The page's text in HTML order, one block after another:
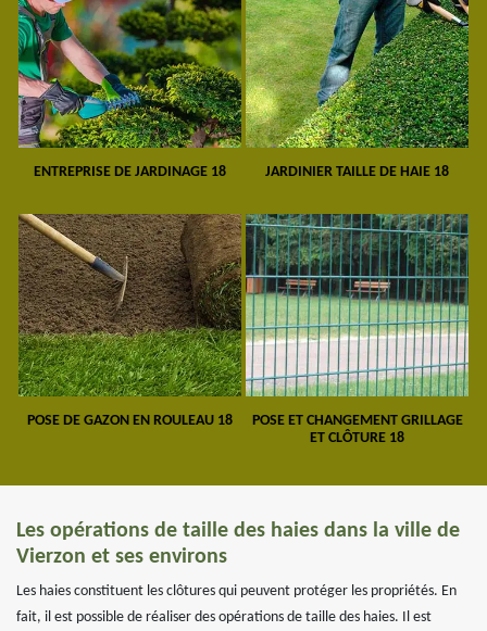
ENTREPRISE DE JARDINAGE 18 JARDINIER TAILLE DE HAIE 18
POSE DE GAZON EN ROULEAU 18
POSE ET CHANGEMENT GRILLAGE
ET CLÔTURE 18
Les opérations de taille des haies dans la ville de
Vierzon et ses environs
Les haies constituent les clôtures qui peuvent protéger les propriétés. En
fait, il est possible de réaliser des opérations de taille des haies. Il est